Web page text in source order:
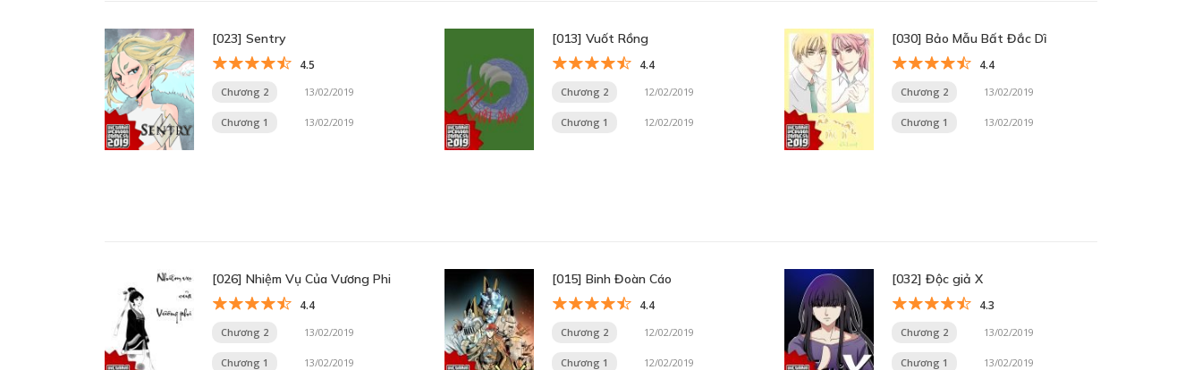
[023] Sentry
4.5
Chương 2 13/02/2019
Chương 1 13/02/2019
[013] Vuốt Rồng
4.4
Chương 2 12/02/2019
Chương 1 12/02/2019
[030] Bảo Mẫu Bất Đắc Dĩ
4.4
Chương 2 13/02/2019
Chương 1 13/02/2019
[026] Nhiệm Vụ Của Vương Phi
4.4
Chương 2 13/02/2019
Chương 1 13/02/2019
[015] Binh Đoàn Cáo
4.4
Chương 2 12/02/2019
Chương 1 12/02/2019
[032] Độc giả X
4.3
Chương 2 13/02/2019
Chương 1 13/02/2019